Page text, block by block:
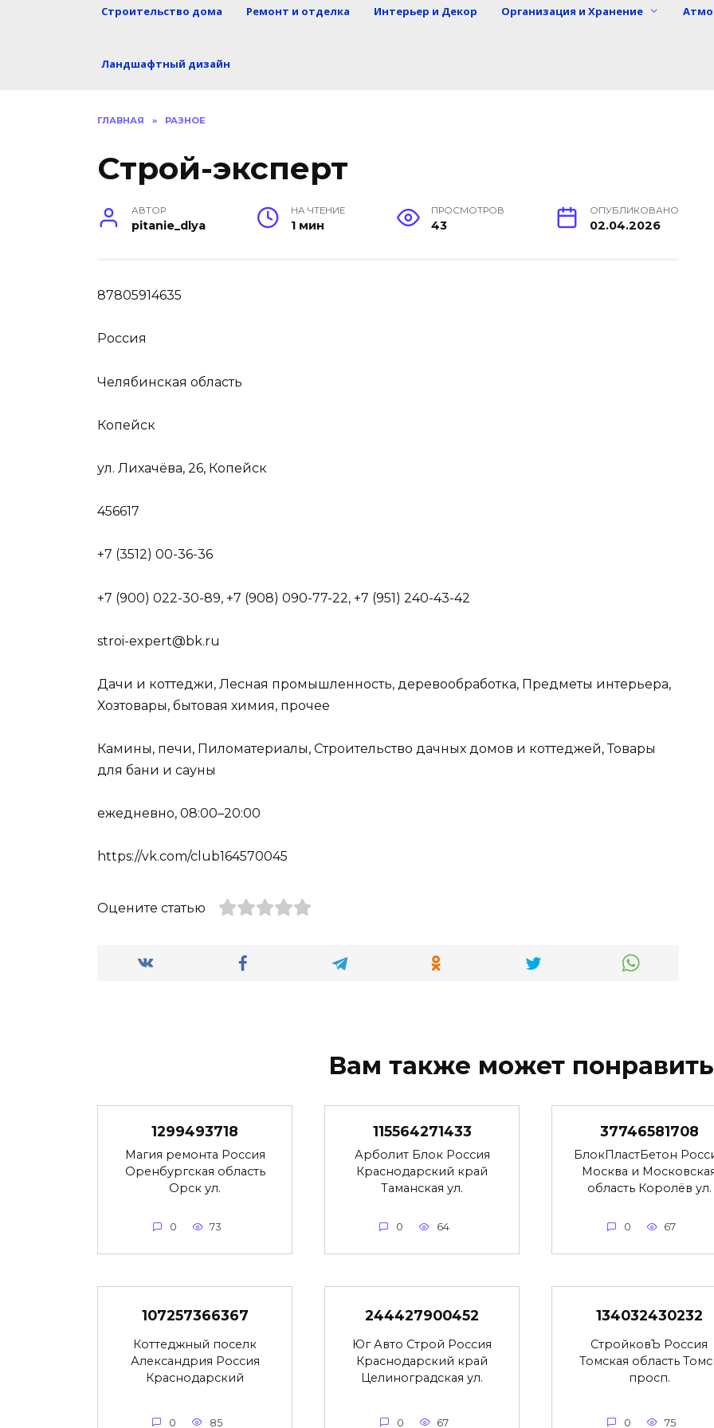
Строительство дома Ремонт и отделка Интерьер и Декор Организация и Хранение
Ландшафтный дизайн
ГЛАВНАЯ » РАЗНОЕ
Строй-эксперт
АВТОР
pitanie_dlya
НА ЧТЕНИЕ
1 мин
ПРОСМОТРОВ
43
ОПУБЛИКОВАНО
02.04.2026
87805914635
Россия
Челябинская область
Копейск
ул. Лихачёва, 26, Копейск
456617
+7 (3512) 00-36-36
+7 (900) 022-30-89, +7 (908) 090-77-22, +7 (951) 240-43-42
stroi-expert@bk.ru
Дачи и коттеджи, Лесная промышленность, деревообработка, Предметы интерьера,
Хозтовары, бытовая химия, прочее
Камины, печи, Пиломатериалы, Строительство дачных домов и коттеджей, Товары
для бани и сауны
ежедневно, 08:00–20:00
https://vk.com/club164570045
Оцените статью
Вам также может
1299493718
Магия ремонта Россия
Оренбургская область
Орск ул.
0 73
115564271433
Арболит Блок Россия
Краснодарский край
Таманская ул.
0 64
37746581708
БлокПластБетон
Москва и
область Королёв ул.
0 67
107257366367
Коттеджный поселк
Александрия Россия
Краснодарский
0 85
244427900452
Юг Авто Строй Россия
Краснодарский край
Целиноградская ул.
0 67
134032430232
СтройковЪ Россия
Томская область
просп.
0 75